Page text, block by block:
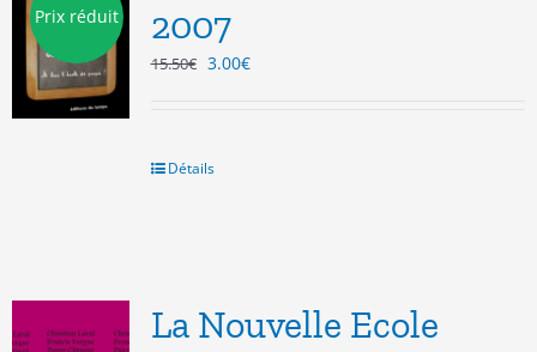
Prix réduit
2007
15.50€ Le
15.50€.
3.00€Le
Détails
La Nouvelle Ecole